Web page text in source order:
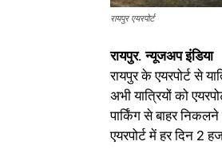
रायपुर एयरपोर्ट
रायपुर. न्यूजअप इंडिया
रायपुर के एयरपोर्ट से
अभी यात्रियों को
पार्किंग से बाहर
एयरपोर्ट में हर दिन 2